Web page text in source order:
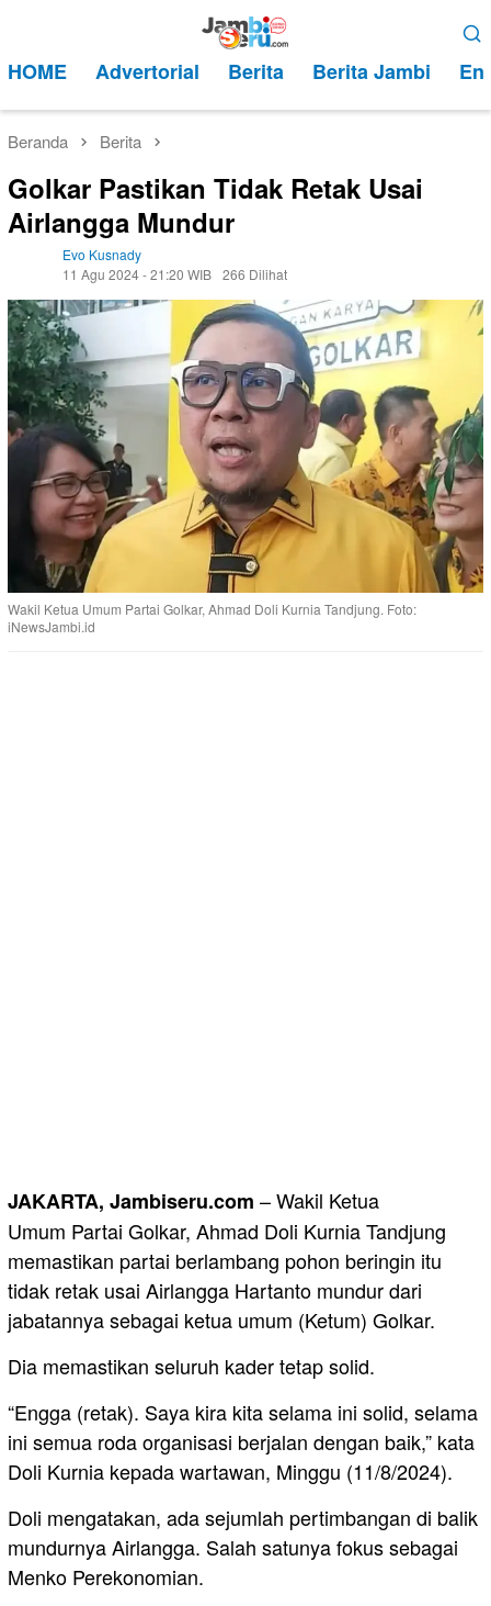
kontenMobile
HOME Advertorial Berita Berita Jambi
Beranda Berita
Golkar Pastikan Tidak Retak Usai
Airlangga Mundur
Evo Kusnady
11 Agu 2024 - 21:20 WIB 266 Dilihat
Wakil Ketua Umum Partai Golkar, Ahmad Doli Kurnia Tandjung. Foto:
iNewsJambi.id
JAKARTA, Jambiseru.com – Wakil Ketua
Umum Partai Golkar, Ahmad Doli Kurnia Tandjung
memastikan partai berlambang pohon beringin itu
tidak retak usai Airlangga Hartanto mundur dari
jabatannya sebagai ketua umum (Ketum) Golkar.
Dia memastikan seluruh kader tetap solid.
“Engga (retak). Saya kira kita selama ini solid, selama
ini semua roda organisasi berjalan dengan baik,” kata
Doli Kurnia kepada wartawan, Minggu (11/8/2024).
Doli mengatakan, ada sejumlah pertimbangan di balik
mundurnya Airlangga. Salah satunya fokus sebagai
Menko Perekonomian.